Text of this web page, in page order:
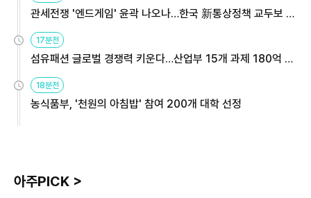
관세전쟁 '엔드게임' 윤곽 나오나…한국 新통상정책 교두보 활
용해야
17분전
섬유패션 글로벌 경쟁력 키운다…산업부 15개 과제 180억 지
원
18분전
농식품부, '천원의 아침밥' 참여 200개 대학 선정
아주PICK >